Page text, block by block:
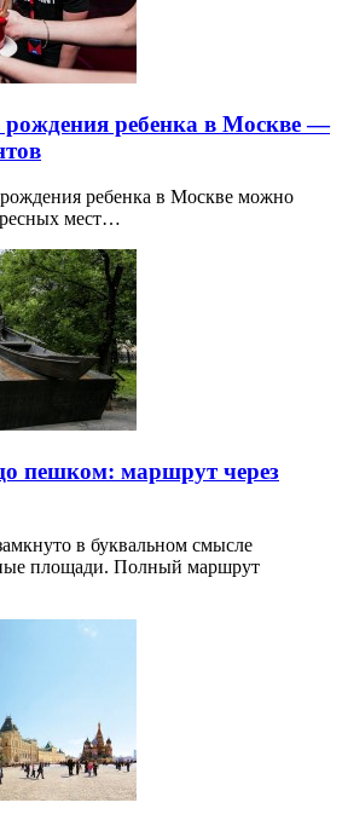
рождения ребенка в Москве —
ребенка в Москве можно
мест…
пешком: маршрут через
в буквальном смысле
площади. Полный маршрут